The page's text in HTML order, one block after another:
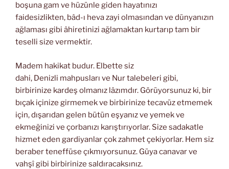
boşuna gam ve hüzünle giden hayatınızı
faidesizlikten, bâd-ı heva zayi olmasından ve dünyanızın
ağlaması gibi âhiretinizi ağlamaktan kurtarıp tam bir
teselli size vermektir.
Madem hakikat budur. Elbette siz
dahi, Denizli mahpusları ve Nur talebeleri gibi,
birbirinize kardeş olmanız lâzımdır. Görüyorsunuz ki, bir
bıçak içinize girmemek ve birbirinize tecavüz etmemek
için, dışarıdan gelen bütün eşyanız ve yemek ve
ekmeğinizi ve çorbanızı karıştırıyorlar. Size sadakatle
hizmet eden gardiyanlar çok zahmet çekiyorlar. Hem siz
beraber teneffüse çıkmıyorsunuz. Güya canavar ve
vahşî gibi birbirinize saldıracaksınız.